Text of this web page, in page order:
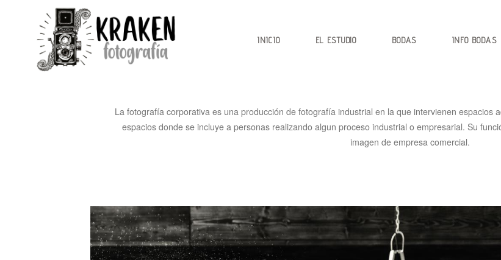
INICIO EL ESTUDIO BODAS INFO BODAS
La fotografía corporativa es una producción de fotografía industrial en la que intervienen espacios
espacios donde se incluye a personas realizando algun proceso industrial o empresarial. Su
imagen de empresa comercial.